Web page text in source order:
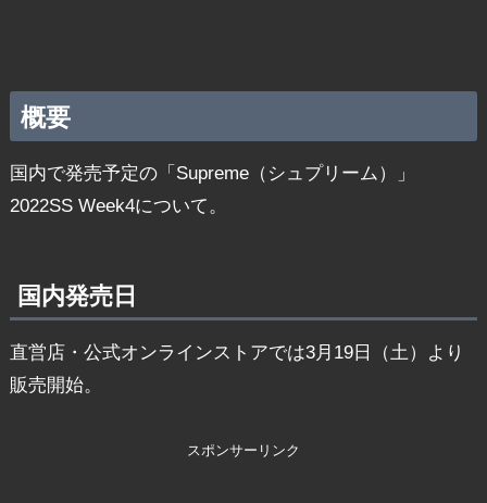
概要
国内で発売予定の「Supreme（シュプリーム）」
2022SS Week4について。
国内発売日
直営店・公式オンラインストアでは3月19日（土）より
販売開始。
スポンサーリンク